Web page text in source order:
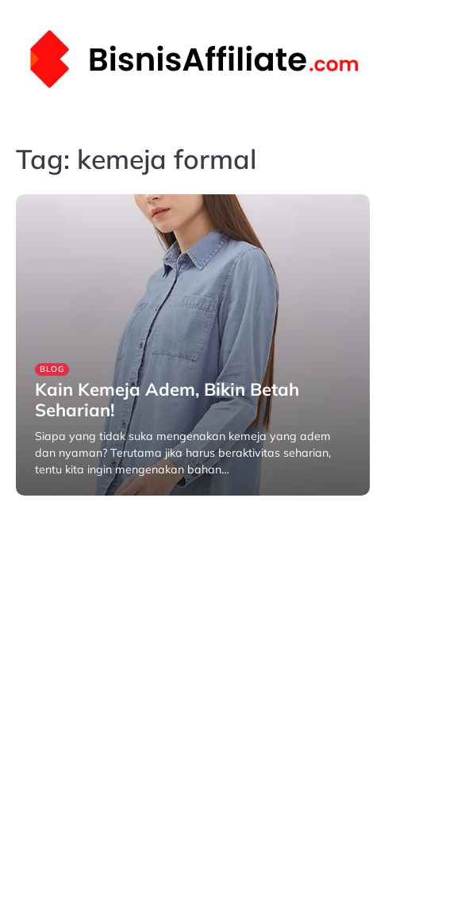
content
Tag: kemeja formal
BLOG
Kain Kemeja Adem, Bikin Betah
Seharian!
Siapa yang tidak suka mengenakan kemeja yang adem
dan nyaman? Terutama jika harus beraktivitas seharian,
tentu kita ingin mengenakan bahan…
Maret 12, 2025